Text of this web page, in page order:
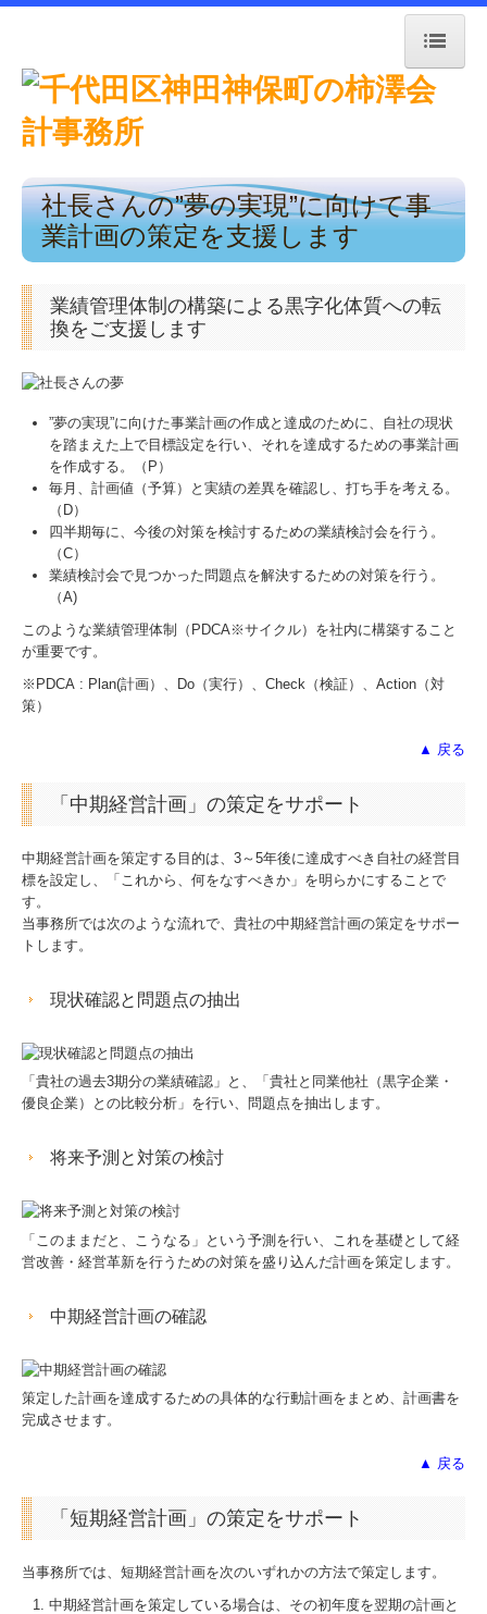
トップページ
事務所紹介
交通案内
業務案内
リンク集
お問合せ
補助金・助成金・融資情報
関与先向け融資商品ご紹介
経営者お役立ち情報
経営者オススメ情報
税務カレンダー
社長メニューASP版
TKCシステムQ&A
経営革新等支援機関とは
国の共済制度活用コーナー
社長さんの”夢の実現”に向けて事
業計画の策定を支援します
業績管理体制の構築による黒字化体質への転
換をご支援します
”夢の実現”に向けた事業計画の作成と達成のために、自社の現状
を踏まえた上で目標設定を行い、それを達成するための事業計画
を作成する。（P）
毎月、計画値（予算）と実績の差異を確認し、打ち手を考える。
（D）
四半期毎に、今後の対策を検討するための業績検討会を行う。
（C）
業績検討会で見つかった問題点を解決するための対策を行う。
（A)
このような業績管理体制（PDCA※サイクル）を社内に構築すること
が重要です。
※PDCA : Plan(計画）、Do（実行）、Check（検証）、Action（対
策）
▲ 戻る
「中期経営計画」の策定をサポート
中期経営計画を策定する目的は、3～5年後に達成すべき自社の経営目
標を設定し、「これから、何をなすべきか」を明らかにすることで
す。
当事務所では次のような流れで、貴社の中期経営計画の策定をサポー
トします。
現状確認と問題点の抽出
「貴社の過去3期分の業績確認」と、「貴社と同業他社（黒字企業・
優良企業）との比較分析」を行い、問題点を抽出します。
将来予測と対策の検討
「このままだと、こうなる」という予測を行い、これを基礎として経
営改善・経営革新を行うための対策を盛り込んだ計画を策定します。
中期経営計画の確認
策定した計画を達成するための具体的な行動計画をまとめ、計画書を
完成させます。
▲ 戻る
「短期経営計画」の策定をサポート
当事務所では、短期経営計画を次のいずれかの方法で策定します。
中期経営計画を策定している場合は、その初年度を翌期の計画と